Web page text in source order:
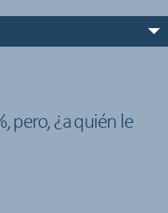
pero, ¿a quién le